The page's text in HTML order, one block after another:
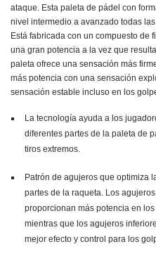
ataque. Esta paleta de pádel con
nivel intermedio a avanzado todas
Está fabricada con un compuesto de
una gran potencia a la vez que
paleta ofrece una sensación más
más potencia con una sensación
sensación estable incluso en los
La tecnología ayuda a los
diferentes partes de la paleta de
tiros extremos.
Patrón de agujeros que optimiza
partes de la raqueta. Los
proporcionan más potencia en
mientras que los agujeros
mejor efecto y control para los